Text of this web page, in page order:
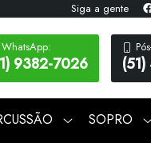
Siga a gente
WhatsApp:
9382-7026
SOPRO